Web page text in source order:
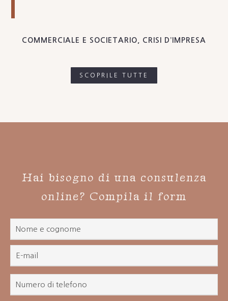
COMMERCIALE E SOCIETARIO, CRISI D’IMPRESA
SCOPRILE TUTTE
Hai bisogno di una consulenza
online? Compila il form